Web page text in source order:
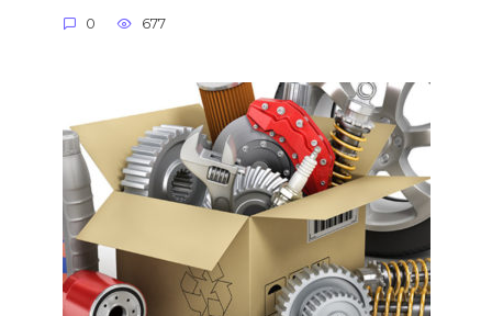
0 677